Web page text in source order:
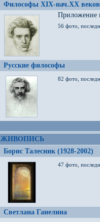
Философы XIX-нач.XX веков
Приложение
56 фото,
Русские философы
82 фото,
ЖИВОПИСЬ
Борис Талесник (1928-2002)
47 фото,
Светлана Ганелина